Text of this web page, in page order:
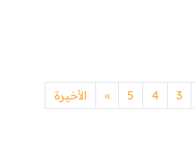
3
4
5
»
Nextالأخيرة